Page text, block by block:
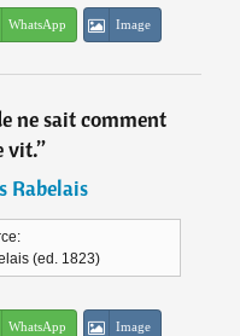
WhatsApp Image
ne sait comment
vit.”
Rabelais
(ed. 1823)
WhatsApp Image